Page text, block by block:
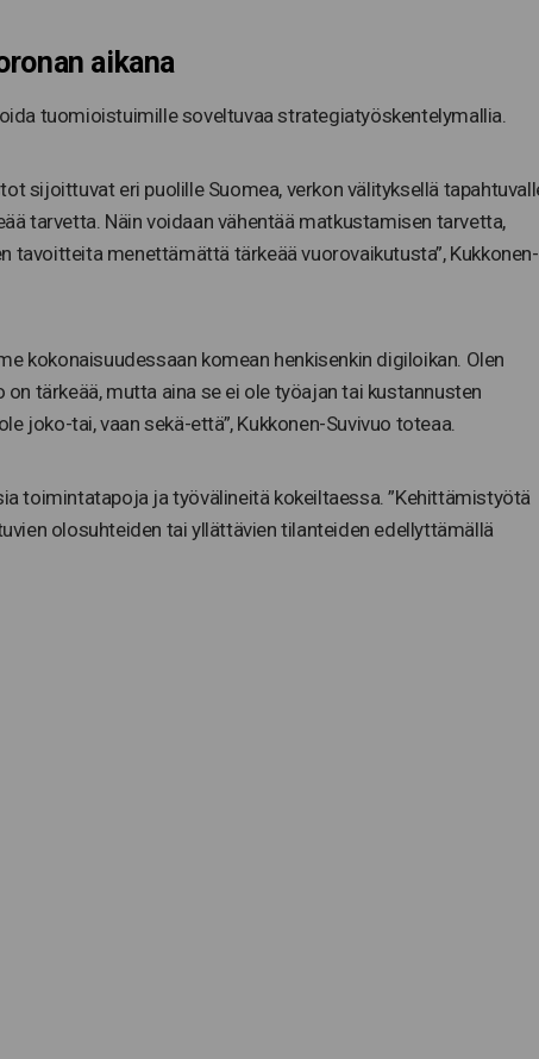
aikana
tuomioistuimille soveltuvaa strategiatyöskentelymallia.
sijoittuvat eri puolille Suomea, verkon välityksellä
tarvetta. Näin voidaan vähentää matkustamisen tarvetta,
tavoitteita menettämättä tärkeää vuorovaikutusta”, Kukkonen-
kokonaisuudessaan komean henkisenkin digiloikan. Olen
tärkeää, mutta aina se ei ole työajan tai kustannusten
joko-tai, vaan sekä-että”, Kukkonen-Suvivuo toteaa.
toimintatapoja ja työvälineitä kokeiltaessa. ”Kehittämistyötä
olosuhteiden tai yllättävien tilanteiden edellyttämällä